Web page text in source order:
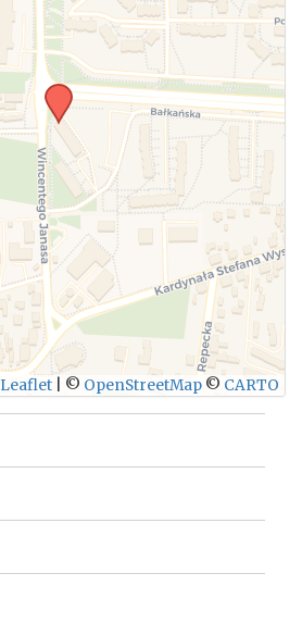
WYŚLIJ
Leaflet © OpenStreetMap © CARTO